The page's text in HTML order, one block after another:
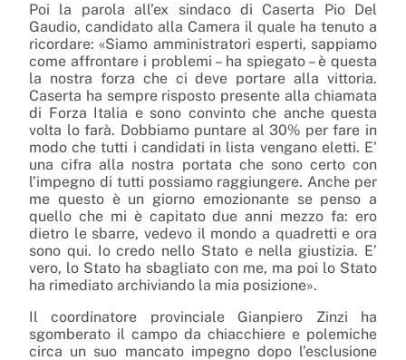
Poi la parola all’ex sindaco di Caserta Pio Del
Gaudio, candidato alla Camera il quale ha tenuto a
ricordare: «Siamo amministratori esperti, sappiamo
come affrontare i problemi – ha spiegato – è questa
la nostra forza che ci deve portare alla vittoria.
Caserta ha sempre risposto presente alla chiamata
di Forza Italia e sono convinto che anche questa
volta lo farà. Dobbiamo puntare al 30% per fare in
modo che tutti i candidati in lista vengano eletti. E’
una cifra alla nostra portata che sono certo con
l’impegno di tutti possiamo raggiungere. Anche per
me questo è un giorno emozionante se penso a
quello che mi è capitato due anni mezzo fa: ero
dietro le sbarre, vedevo il mondo a quadretti e ora
sono qui. Io credo nello Stato e nella giustizia. E’
vero, lo Stato ha sbagliato con me, ma poi lo Stato
ha rimediato archiviando la mia posizione».
Il coordinatore provinciale Gianpiero Zinzi ha
sgomberato il campo da chiacchiere e polemiche
circa un suo mancato impegno dopo l’esclusione